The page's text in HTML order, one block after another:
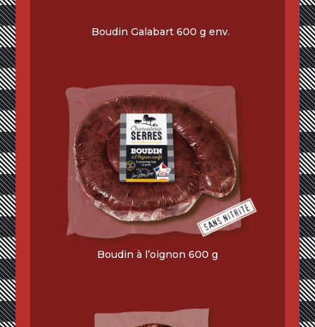
Boudin Galabart 600 g env.
Boudin à l’oignon 600 g